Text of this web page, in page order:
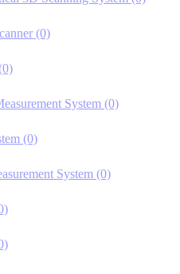
(0)
System (0)
(0)
System (0)